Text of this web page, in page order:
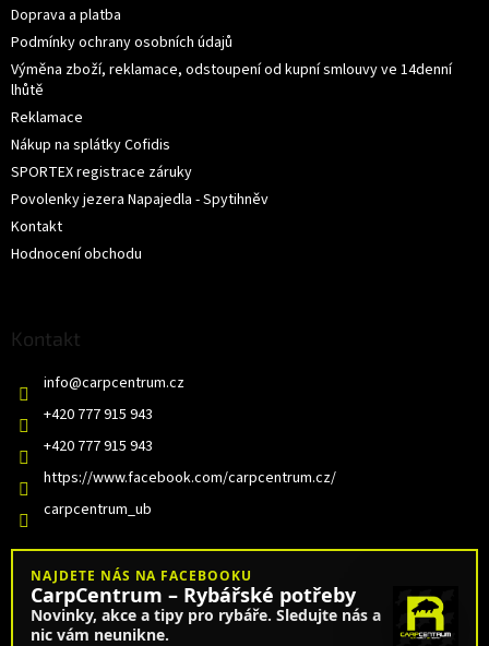
Doprava a platba
Podmínky ochrany osobních údajů
Výměna zboží, reklamace, odstoupení od kupní smlouvy ve 14denní
lhůtě
Reklamace
Nákup na splátky Cofidis
SPORTEX registrace záruky
Povolenky jezera Napajedla - Spytihněv
Kontakt
Hodnocení obchodu
Kontakt
info@carpcentrum.cz
+420 777 915 943
+420 777 915 943
https://www.facebook.com/carpcentrum.cz/
carpcentrum_ub
NAJDETE NÁS NA FACEBOOKU
CarpCentrum – Rybářské potřeby
Novinky, akce a tipy pro rybáře. Sledujte nás a
nic vám neunikne.